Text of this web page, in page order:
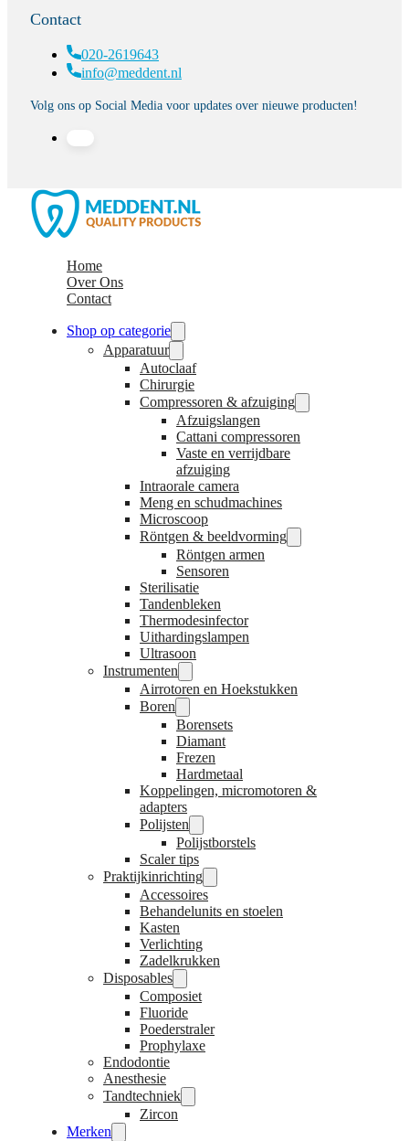
Contact
020-2619643
info@meddent.nl
Volg ons op Social Media voor updates over nieuwe producten!
Home
Over Ons
Contact
Shop op categorie
Apparatuur
Autoclaaf
Chirurgie
Compressoren & afzuiging
Afzuigslangen
Cattani compressoren
Vaste en verrijdbare
afzuiging
Intraorale camera
Meng en schudmachines
Microscoop
Röntgen & beeldvorming
Röntgen armen
Sensoren
Sterilisatie
Tandenbleken
Thermodesinfector
Uithardingslampen
Ultrasoon
Instrumenten
Airrotoren en Hoekstukken
Boren
Borensets
Diamant
Frezen
Hardmetaal
Koppelingen, micromotoren &
adapters
Polijsten
Polijstborstels
Scaler tips
Praktijkinrichting
Accessoires
Behandelunits en stoelen
Kasten
Verlichting
Zadelkrukken
Disposables
Composiet
Fluoride
Poederstraler
Prophylaxe
Endodontie
Anesthesie
Tandtechniek
Zircon
Merken